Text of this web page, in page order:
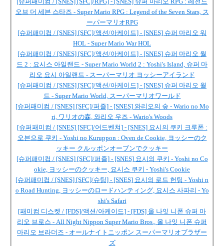
오브 더 세븐 스타즈 - Super Mario RPG : Legend of the Seven Stars, ス
ーパーマリオRPG
[슈퍼패미컴 / [SNES] [SFC]/액션/아케이드] - [SNES] 슈퍼 마리오 워
HOL - Super Mario War HOL
[슈퍼패미컴 / [SNES] [SFC]/액션/아케이드] - [SNES] 슈퍼 마리오 월
드 2 : 요시스 아일랜드 - Super Mario World 2 : Yoshi's Island, 슈퍼 마
리오 요시 아일랜드 - スーパーマリオ ヨッシーアイランド
[슈퍼패미컴 / [SNES] [SFC]/액션/아케이드] - [SNES] 슈퍼 마리오 월
드 - Super Mario World, スーパーマリオワールド
[슈퍼패미컴 / [SNES] [SFC]/퍼즐] - [SNES] 와리오의 숲 - Wario no Mo
ri, ワリオの森, 와리오 우즈 - Wario's Woods
[슈퍼패미컴 / [SNES] [SFC]/어드벤쳐] - [SNES] 요시의 쿠키 크루폰 :
오븐으로 쿠키 - Yoshi no Kuruppon : Oven de Cookie, ヨッシーのク
ッキー クルッポンオーブンでクッキー
[슈퍼패미컴 / [SNES] [SFC]/퍼즐] - [SNES] 요시의 쿠키 - Yoshi no Co
okie, ヨッシーのクッキー, 요시스 쿠키 - Yoshi's Cookie
[슈퍼패미컴 / [SNES] [SFC]/슈팅] - [SNES] 요시의 로드 헌팅 - Yoshi n
o Road Hunting, ヨッシーのロードハンティング, 요시스 사파리 - Yo
shi's Safari
[패미컴 디스켓 / [FDS]/액션/아케이드] - [FDS] 올 나잇 니폰 슈퍼 마
리오 브로스 - All Night Nippon Super Mario Bros., 올 나잇 니폰 슈퍼
마리오 브라더즈 - オールナイトニッポン スーパーマリオブラザー
ズ